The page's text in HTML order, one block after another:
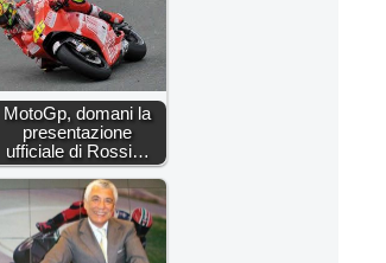
MotoGp, domani la
presentazione
ufficiale di Rossi…